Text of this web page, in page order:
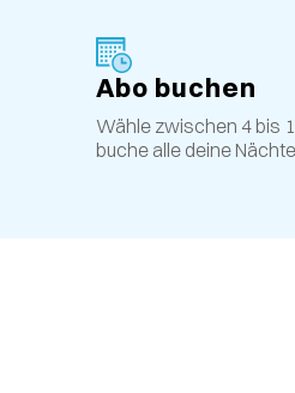
Abo buchen
Wähle zwischen 4 bis
buche alle deine